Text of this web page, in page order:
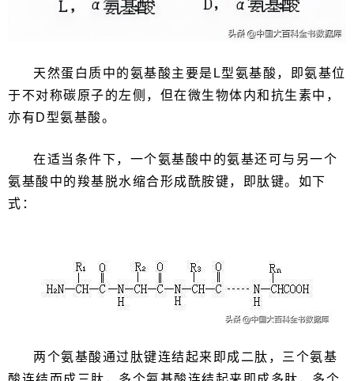
天然蛋白质中的氨基酸主要是L型氨基酸，即氨基位
于不对称碳原子的左侧，但在微生物体内和抗生素中，
亦有D型氨基酸。
在适当条件下，一个氨基酸中的氨基还可与另一个
氨基酸中的羧基脱水缩合形成酰胺键，即肽键。如下
式：
两个氨基酸通过肽键连结起来即成二肽，三个氨基